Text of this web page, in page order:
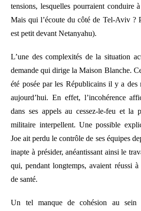
tensions, lesquelles pourraient conduire
Mais qui l’écoute du côté de Tel-Aviv ?
est petit devant Netanyahu).
L’une des complexités de la situation
demande qui dirige la Maison Blanche.
été posée par les Républicains il y a des
aujourd’hui. En effet, l’incohérence
dans ses appels au cessez-le-feu et la
militaire interpellent. Une possible
Joe ait perdu le contrôle de ses équipes
inapte à présider, anéantissant ainsi le
qui, pendant longtemps, avaient réussi à
de santé.
Un tel manque de cohésion au sein